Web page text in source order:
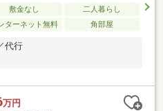
敷金なし
二人暮らし
ターネット無料 角部屋
代行
万円